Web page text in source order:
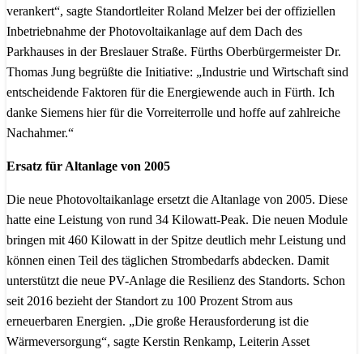
verankert“, sagte Standortleiter Roland Melzer bei der offiziellen
Inbetriebnahme der Photovoltaikanlage auf dem Dach des
Parkhauses in der Breslauer Straße. Fürths Oberbürgermeister Dr.
Thomas Jung begrüßte die Initiative: „Industrie und Wirtschaft sind
entscheidende Faktoren für die Energiewende auch in Fürth. Ich
danke Siemens hier für die Vorreiterrolle und hoffe auf zahlreiche
Nachahmer.“
Ersatz für Altanlage von 2005
Die neue Photovoltaikanlage ersetzt die Altanlage von 2005. Diese
hatte eine Leistung von rund 34 Kilowatt-Peak. Die neuen Module
bringen mit 460 Kilowatt in der Spitze deutlich mehr Leistung und
können einen Teil des täglichen Strombedarfs abdecken. Damit
unterstützt die neue PV-Anlage die Resilienz des Standorts. Schon
seit 2016 bezieht der Standort zu 100 Prozent Strom aus
erneuerbaren Energien. „Die große Herausforderung ist die
Wärmeversorgung“, sagte Kerstin Renkamp, Leiterin Asset